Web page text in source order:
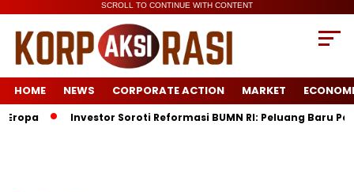
SCROLL TO CONTINUE WITH CONTENT
HOME NEWS CORPORATE ACTION MARKET
Investor Soroti Reformasi BUMN RI: Peluang Baru